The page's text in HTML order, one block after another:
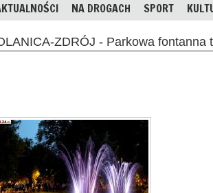
NA DROGACH SPORT
ZDRÓJ - Parkowa fontanna